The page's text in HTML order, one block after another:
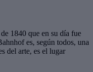
1840 que en su día fue
es, según todos, una
del arte, es el lugar